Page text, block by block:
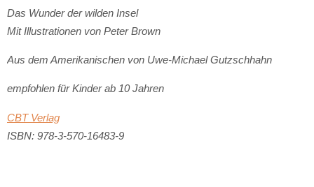
Das Wunder der wilden Insel
Mit Illustrationen von Peter Brown
Aus dem Amerikanischen von Uwe-Michael Gutzschhahn
empfohlen für Kinder ab 10 Jahren
CBT Verlag
ISBN: 978-3-570-16483-9